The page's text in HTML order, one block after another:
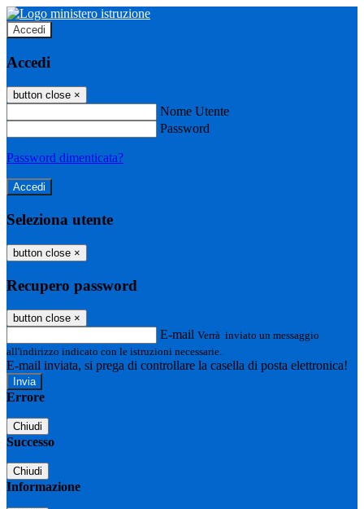
Accedi
Accedi
button close ×
Nome Utente
Password
Password dimenticata?
Seleziona utente
button close ×
Recupero password
button close ×
E-mail Verrà inviato un messaggio
all'indirizzo indicato con le istruzioni necessarie.
E-mail inviata, si prega di controllare la casella di posta elettronica!
Errore
Chiudi
Successo
Chiudi
Informazione